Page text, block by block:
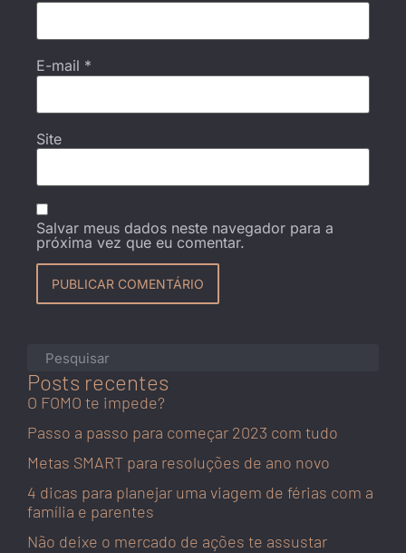
E-mail *
Site
Salvar meus dados neste navegador para a
próxima vez que eu comentar.
Posts recentes
O FOMO te impede?
Passo a passo para começar 2023 com tudo
Metas SMART para resoluções de ano novo
4 dicas para planejar uma viagem de férias com a
família e parentes
Não deixe o mercado de ações te assustar